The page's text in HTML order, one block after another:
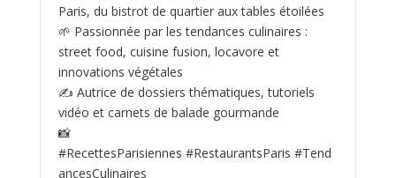
Paris, du bistrot de quartier aux tables étoilées
🌱 Passionnée par les tendances culinaires :
street food, cuisine fusion, locavore et
innovations végétales
✍️ Autrice de dossiers thématiques, tutoriels
vidéo et carnets de balade gourmande
📸
#RecettesParisiennes #RestaurantsParis #Tend
ancesCulinaires